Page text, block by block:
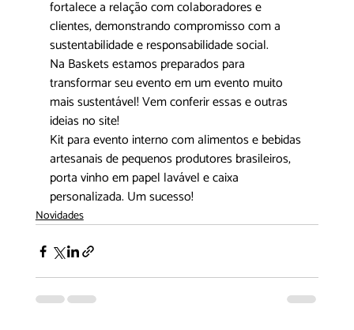
fortalece a relação com colaboradores e
clientes, demonstrando compromisso com a
sustentabilidade e responsabilidade social.
Na Baskets estamos preparados para
transformar seu evento em um evento muito
mais sustentável! Vem conferir essas e outras
ideias no site!
Kit para evento interno com alimentos e bebidas
artesanais de pequenos produtores brasileiros,
porta vinho em papel lavável e caixa
personalizada. Um sucesso!
Novidades